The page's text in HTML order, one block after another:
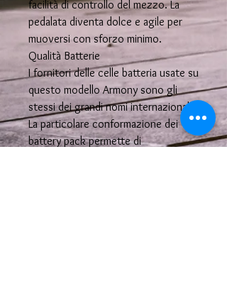
facilità di controllo del mezzo. La
pedalata diventa dolce e agile per
muoversi con sforzo minimo.
Qualità Batterie
I fornitori delle celle batteria usate su
questo modello Armony sono gli
stessi dei grandi nomi internazionali.
La particolare conformazione dei
battery pack permette di